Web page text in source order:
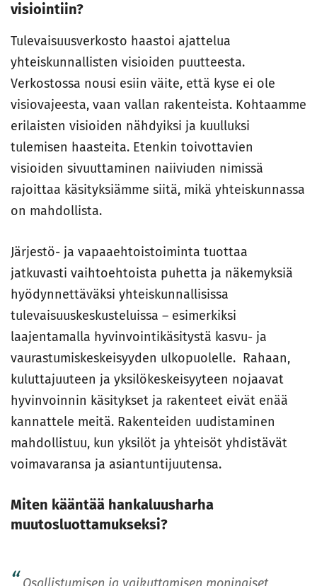
visiointiin?
Tulevaisuusverkosto haastoi ajattelua
yhteiskunnallisten visioiden puutteesta.
Verkostossa nousi esiin väite, että kyse ei ole
visiovajeesta, vaan vallan rakenteista. Kohtaamme
erilaisten visioiden nähdyiksi ja kuulluksi
tulemisen haasteita. Etenkin toivottavien
visioiden sivuuttaminen naiiviuden nimissä
rajoittaa käsityksiämme siitä, mikä yhteiskunnassa
on mahdollista.
Järjestö- ja vapaaehtoistoiminta tuottaa
jatkuvasti vaihtoehtoista puhetta ja näkemyksiä
hyödynnettäväksi yhteiskunnallisissa
tulevaisuuskeskusteluissa – esimerkiksi
laajentamalla hyvinvointikäsitystä kasvu- ja
vaurastumiskeskeisyyden ulkopuolelle. Rahaan,
kuluttajuuteen ja yksilökeskeisyyteen nojaavat
hyvinvoinnin käsitykset ja rakenteet eivät enää
kannattele meitä. Rakenteiden uudistaminen
mahdollistuu, kun yksilöt ja yhteisöt yhdistävät
voimavaransa ja asiantuntijuutensa.
Miten kääntää hankaluusharha
muutosluottamukseksi?